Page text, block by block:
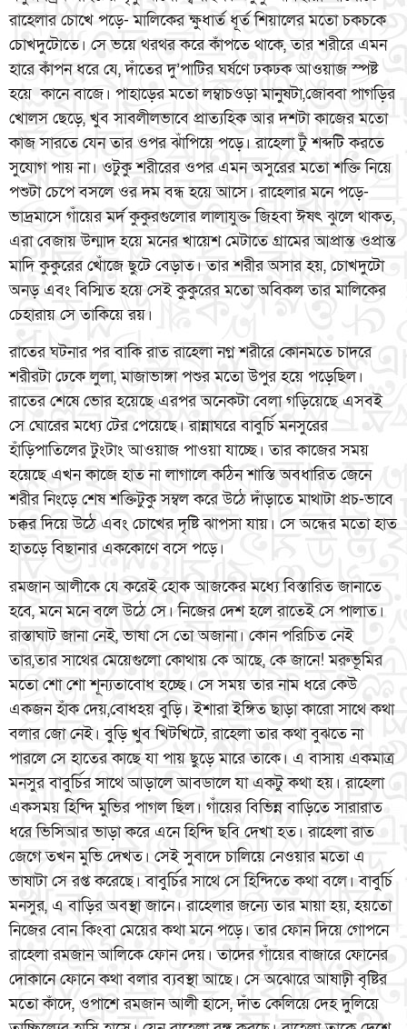
রাহেলার চোখে পড়ে- মালিকের ক্ষুধার্ত ধূর্ত শিয়ালের মতো চকচকে
চোখদুটোতে। সে ভয়ে থরথর করে কাঁপতে থাকে, তার শরীরে এমন
হারে কাঁপন ধরে যে, দাঁতের দু’পাটির ঘর্ষণে ঢকঢক আওয়াজ স্পষ্ট
হয়ে কানে বাজে। পাহাড়ের মতো লম্বাচওড়া মানুষটা,জোব্বা পাগড়ির
খোলস ছেড়ে, খুব সাবলীলভাবে প্রাত্যহিক আর দশটা কাজের মতো
কাজ সারতে যেন তার ওপর ঝাঁপিয়ে পড়ে। রাহেলা টুঁ শব্দটি করতে
সুযোগ পায় না। ওটুকু শরীরের ওপর এমন অসুরের মতো শক্তি নিয়ে
পশুটা চেপে বসলে ওর দম বন্ধ হয়ে আসে। রাহেলার মনে পড়ে-
ভাদ্রমাসে গাঁয়ের মর্দ কুকুরগুলোর লালাযুক্ত জিহবা ঈষৎ ঝুলে থাকত,
এরা বেজায় উন্মাদ হয়ে মনের খায়েশ মেটাতে গ্রামের আপ্রান্ত ওপ্রান্ত
মাদি কুকুরের খোঁজে ছুটে বেড়াত। তার শরীর অসার হয়, চোখদুটো
অনড় এবং বিস্মিত হয়ে সেই কুকুরের মতো অবিকল তার মালিকের
চেহারায় সে তাকিয়ে রয়।
রাতের ঘটনার পর বাকি রাত রাহেলা নগ্ন শরীরে কোনমতে চাদরে
শরীরটা ঢেকে লুলা, মাজাভাঙ্গা পশুর মতো উপুর হয়ে পড়েছিল।
রাতের শেষে ভোর হয়েছে এরপর অনেকটা বেলা গড়িয়েছে এসবই
সে ঘোরের মধ্যে টের পেয়েছে। রান্নাঘরে বাবুর্চি মনসুরের
হাঁড়িপাতিলের টুংটাং আওয়াজ পাওয়া যাচ্ছে। তার কাজের সময়
হয়েছে এখন কাজে হাত না লাগালে কঠিন শাস্তি অবধারিত জেনে
শরীর নিংড়ে শেষ শক্তিটুকু সম্বল করে উঠে দাঁড়াতে মাথাটা প্রচ-ভাবে
চক্কর দিয়ে উঠে এবং চোখের দৃষ্টি ঝাপসা যায়। সে অন্ধের মতো হাত
হাতড়ে বিছানার এককোণে বসে পড়ে।
রমজান আলীকে যে করেই হোক আজকের মধ্যে বিস্তারিত জানাতে
হবে, মনে মনে বলে উঠে সে। নিজের দেশ হলে রাতেই সে পালাত।
রাস্তাঘাট জানা নেই, ভাষা সে তো অজানা। কোন পরিচিত নেই
তার,তার সাথের মেয়েগুলো কোথায় কে আছে, কে জানে! মরুভূমির
মতো শো শো শূন্যতাবোধ হচ্ছে। সে সময় তার নাম ধরে কেউ
একজন হাঁক দেয়,বোধহয় বুড়ি। ইশারা ইঙ্গিত ছাড়া কারো সাথে কথা
বলার জো নেই। বুড়ি খুব খিটখিটে, রাহেলা তার কথা বুঝতে না
পারলে সে হাতের কাছে যা পায় ছুড়ে মারে তাকে। এ বাসায় একমাত্র
মনসুর বাবুর্চির সাথে আড়ালে আবডালে যা একটু কথা হয়। রাহেলা
একসময় হিন্দি মুভির পাগল ছিল। গাঁয়ের বিভিন্ন বাড়িতে সারারাত
ধরে ভিসিআর ভাড়া করে এনে হিন্দি ছবি দেখা হত। রাহেলা রাত
জেগে তখন মুভি দেখত। সেই সুবাদে চালিয়ে নেওয়ার মতো এ
ভাষাটা সে রপ্ত করেছে। বাবুর্চির সাথে সে হিন্দিতে কথা বলে। বাবুর্চি
মনসুর, এ বাড়ির অবস্থা জানে। রাহেলার জন্যে তার মায়া হয়, হয়তো
নিজের বোন কিংবা মেয়ের কথা মনে পড়ে। তার ফোন দিয়ে গোপনে
রাহেলা রমজান আলিকে ফোন দেয়। তাদের গাঁয়ের বাজারে ফোনের
দোকানে ফোনে কথা বলার ব্যবস্থা আছে। সে অঝোরে আষাঢ়ী বৃষ্টির
মতো কাঁদে, ওপাশে রমজান আলী হাসে, দাঁত কেলিয়ে দেহ দুলিয়ে